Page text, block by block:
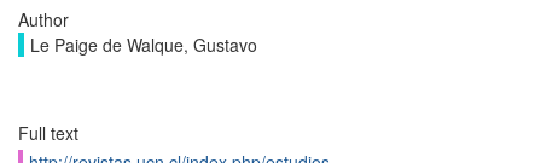
Author
Le Paige de Walque, Gustavo
Full text